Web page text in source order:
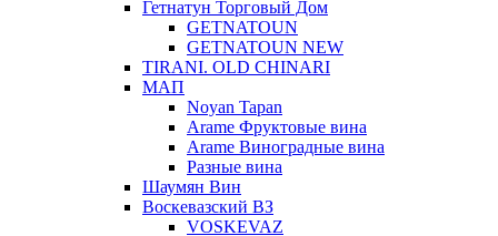
Гетнатун Торговый Дом
GETNATOUN
GETNATOUN NEW
TIRANI. OLD CHINARI
МАП
Noyan Tapan
Arame Фруктовые вина
Arame Виноградные вина
Разные вина
Шаумян Вин
Воскевазский ВЗ
VOSKEVAZ